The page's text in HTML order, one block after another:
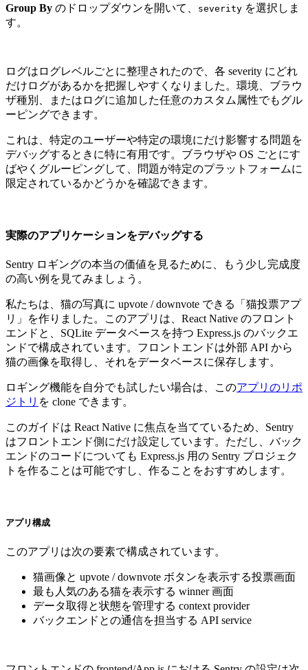
Group By のドロップダウンを開いて、 severity を選択しま
す。
ログはログレベルごとに整理されたので、各 severity にどれ
だけログがあるかを把握しやすくなりました。環境、ブラウ
ザ種別、またはログに追加した任意のカスタム属性でもグル
ーピングできます。
これは、特定のユーザーや特定の環境にだけ影響する問題を
デバッグするときに特に有用です。ブラウザや OS ごとにす
ばやくグルーピングして、問題が特定のプラットフォームに
限定されているかどうかを確認できます。
実際のアプリケーションをデバッグする
Sentry ロギングの本当の価値を見るために、もう少し完成度
の高い例を見てみましょう。
私たちは、猫の写真に upvote / downvote できる「猫投票アプ
リ」を作りました。このアプリは、React Native のフロント
エンドと、SQLite データベースを持つ Express.js のバックエ
ンドで構成されています。フロントエンドは外部 API から
猫の画像を取得し、それをデータベースに保存します。
ロギング機能を自分でも試したい場合は、このアプリのリポ
ジトリ を clone できます。
このガイドは React Native に焦点を当てているため、Sentry
はフロントエンド側にだけ設定しています。ただし、バック
エンドのコードについても Express.js 用の Sentry プロジェク
トを作ることは可能ですし、作ることをおすすめします。
アプリ構成
このアプリは次の要素で構成されています。
猫画像と upvote / downvote ボタンを表示する投票画面
最も人気のある猫を表示する winner 画面
データ取得と状態を管理する context provider
バックエンドとの通信を担当する API service